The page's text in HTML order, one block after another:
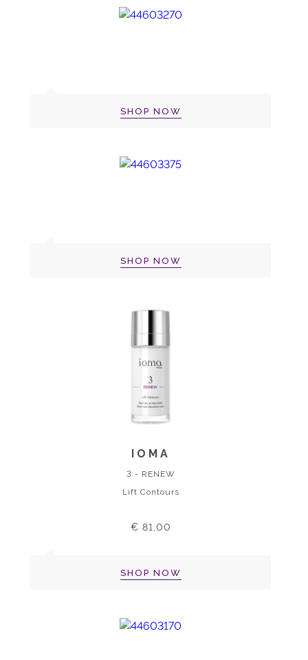
SHOP NOW
SHOP NOW
IOMA
3 - RENEW
Lift Contours
€ 81,00
SHOP NOW